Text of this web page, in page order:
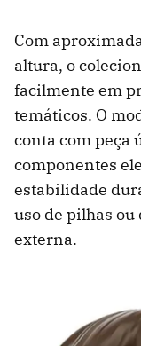
Com
altura, o
facilmente em
temáticos. O
conta com peça
componentes
estabilidade
uso de pilhas
externa.